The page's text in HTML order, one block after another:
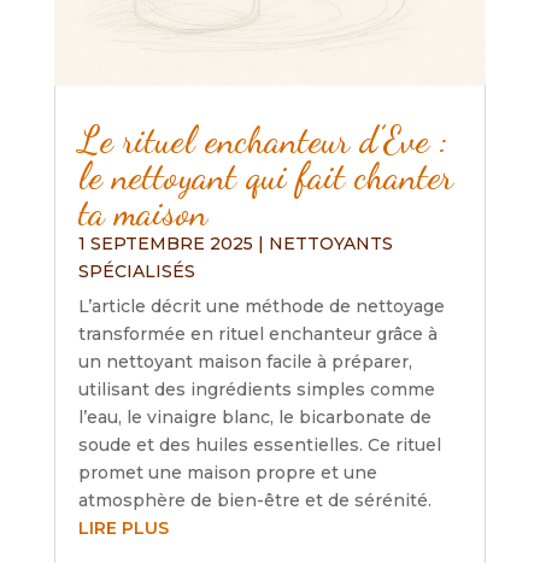
Le rituel enchanteur d’Eve :
le nettoyant qui fait chanter
ta maison
1 SEPTEMBRE 2025 | NETTOYANTS
SPÉCIALISÉS
L’article décrit une méthode de nettoyage
transformée en rituel enchanteur grâce à
un nettoyant maison facile à préparer,
utilisant des ingrédients simples comme
l’eau, le vinaigre blanc, le bicarbonate de
soude et des huiles essentielles. Ce rituel
promet une maison propre et une
atmosphère de bien-être et de sérénité.
LIRE PLUS